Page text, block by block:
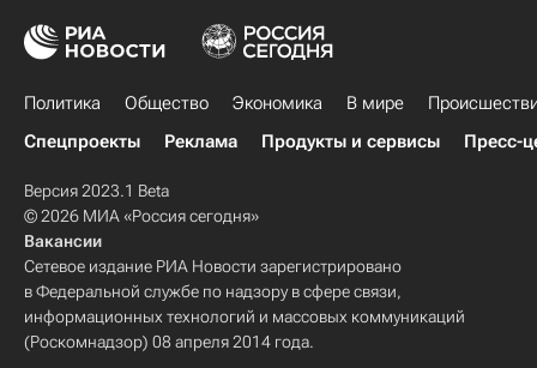
Политика Общество Экономика В мире
Спецпроекты
Реклама Продукты и сервисы Пресс-
Версия 2023.1 Beta
© 2026 МИА «Россия сегодня»
Вакансии
Сетевое издание РИА Новости зарегистрировано
в Федеральной службе по надзору в сфере связи,
информационных технологий и массовых коммуникаций
(Роскомнадзор) 08 апреля 2014 года.